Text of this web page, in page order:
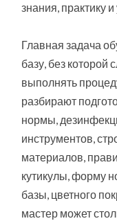
знания, практику
Главная задача
базу, без которой
выполнять
разбирают
нормы,
инструментов,
материалов,
кутикулы, форму
базы, цветного
мастер может